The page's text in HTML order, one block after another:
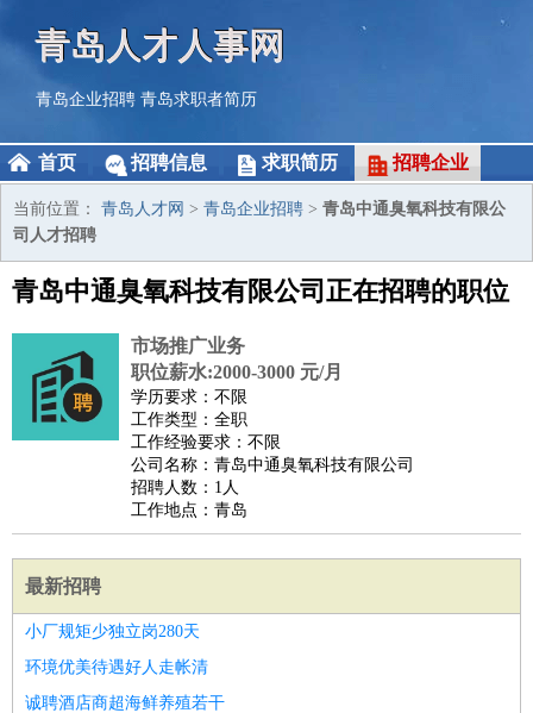
青岛人才人事网
青岛企业招聘 青岛求职者简历
首页 招聘信息 求职简历 招聘企业
当前位置： 青岛人才网 > 青岛企业招聘 > 青岛中通臭氧科技有限公
司人才招聘
青岛中通臭氧科技有限公司正在招聘的职位
市场推广业务
职位薪水:2000-3000 元/月
学历要求：不限
工作类型：全职
工作经验要求：不限
公司名称：青岛中通臭氧科技有限公司
招聘人数：1人
工作地点：青岛
最新招聘
小厂规矩少独立岗280天
环境优美待遇好人走帐清
诚聘酒店商超海鲜养殖若干